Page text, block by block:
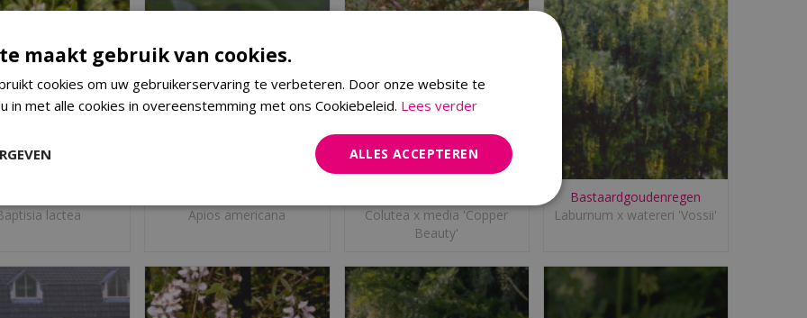
lactea
Apios americana
Colutea x media 'Copper
Beauty'
Bastaardgoudenregen
Laburnum x watereri 'Vossii'
maakt gebruik van cookies.
cookies om uw gebruikerservaring te verbeteren. Door onze website te
in met alle cookies in overeenstemming met ons Cookiebeleid. Lees verder
ALLES ACCEPTEREN